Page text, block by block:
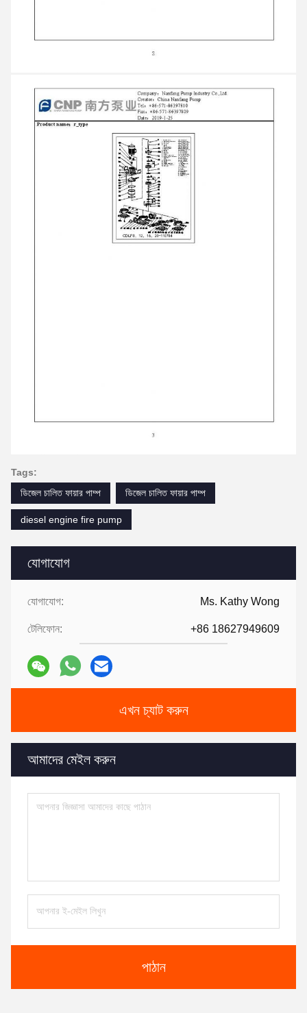
যোগাযোগ
যোগাযোগ: Ms. Kathy Wong
টেলিফোন: +86 18627949609
এখন চ্যাট করুন
আমাদের মেইল করুন
পাঠান
Tags:
ডিজেল চালিত ফায়ার পাম্প
ডিজেল চালিত ফায়ার পাম্প
diesel engine fire pump